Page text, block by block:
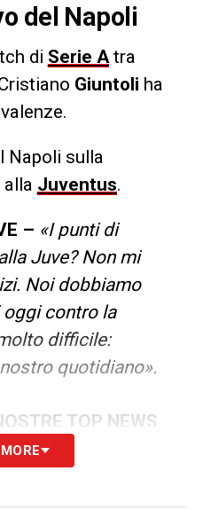
del Napoli
di Serie Atra
Giuntoli ha
Napoli sulla
Juventus.
– «I punti di
Juve? Non mi
Noi dobbiamo
contro la
difficile:
quotidiano».
TOP NEWS